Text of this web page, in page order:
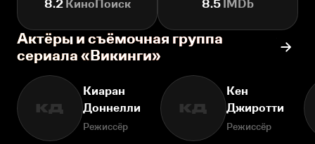
8.2КиноПоиск 8.5 IMDb
Актёры и съёмочная группа
сериала «Викинги»
КД
Киаран
Доннелли
Режиссёр
КД
Кен
Джиротти
Режиссёр